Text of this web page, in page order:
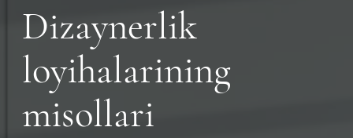
Dizaynerlik
loyihalarining
misollari